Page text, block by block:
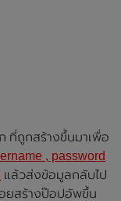
ที่ถูกสร้างขึ้นมาเพื่อ
, password
แล้วส่งข้อมูลกลับไป
ยสร้างป๊อปอัพขึ้น